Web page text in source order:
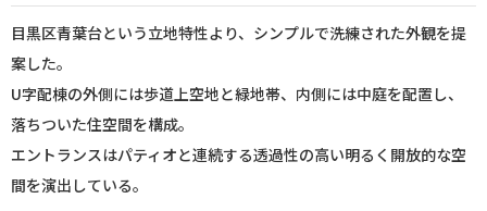
目黒区青葉台という立地特性より、シンプルで洗練された外観を提
案した。
U字配棟の外側には歩道上空地と緑地帯、内側には中庭を配置し、
落ちついた住空間を構成。
エントランスはパティオと連続する透過性の高い明るく開放的な空
間を演出している。